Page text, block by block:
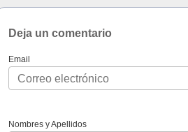
Deja un comentario
Email
Nombres y Apellidos